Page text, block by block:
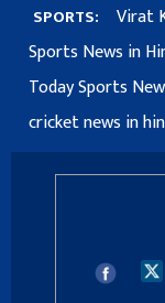
SPORTS: Virat
Sports News in
Today Sports
cricket news in